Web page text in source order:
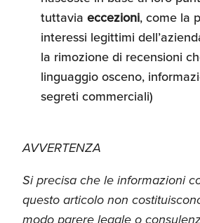
tuttavia eccezioni, come la
interessi legittimi
la rimozione di recensioni
linguaggio osceno,
segreti commerciali)
AVVERTENZA
Si precisa che le informazioni
questo articolo non